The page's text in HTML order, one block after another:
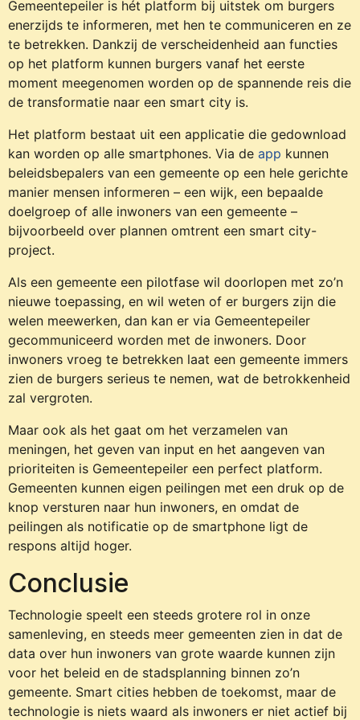
Gemeentepeiler is hét platform bij uitstek om burgers
enerzijds te informeren, met hen te communiceren en ze
te betrekken. Dankzij de verscheidenheid aan functies
op het platform kunnen burgers vanaf het eerste
moment meegenomen worden op de spannende reis die
de transformatie naar een smart city is.
Het platform bestaat uit een applicatie die gedownload
kan worden op alle smartphones. Via de app kunnen
beleidsbepalers van een gemeente op een hele gerichte
manier mensen informeren – een wijk, een bepaalde
doelgroep of alle inwoners van een gemeente –
bijvoorbeeld over plannen omtrent een smart city-
project.
Als een gemeente een pilotfase wil doorlopen met zo’n
nieuwe toepassing, en wil weten of er burgers zijn die
welen meewerken, dan kan er via Gemeentepeiler
gecommuniceerd worden met de inwoners. Door
inwoners vroeg te betrekken laat een gemeente immers
zien de burgers serieus te nemen, wat de betrokkenheid
zal vergroten.
Maar ook als het gaat om het verzamelen van
meningen, het geven van input en het aangeven van
prioriteiten is Gemeentepeiler een perfect platform.
Gemeenten kunnen eigen peilingen met een druk op de
knop versturen naar hun inwoners, en omdat de
peilingen als notificatie op de smartphone ligt de
respons altijd hoger.
Conclusie
Technologie speelt een steeds grotere rol in onze
samenleving, en steeds meer gemeenten zien in dat de
data over hun inwoners van grote waarde kunnen zijn
voor het beleid en de stadsplanning binnen zo’n
gemeente. Smart cities hebben de toekomst, maar de
technologie is niets waard als inwoners er niet actief bij